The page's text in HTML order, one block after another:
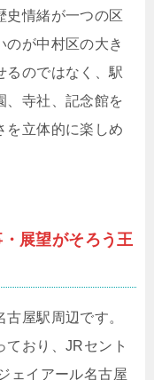
史情緒が一つの区
のが中村区の大き
るのではなく、駅
、寺社、記念館を
を立体的に楽しめ
展望がそろう王
屋駅周辺です。
ており、JRセント
ェイアール名古屋